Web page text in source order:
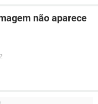
não aparece